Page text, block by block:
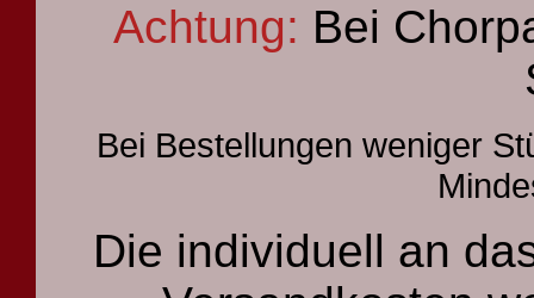
Achtung: Bei
Bei Bestellungen weniger
Die individuell an